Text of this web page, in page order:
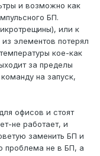
и возможно как
БП.
или к
элементов потерял
кое-как
за пределы
на запуск,
офисов и стоят
не работает, и
заменить БП и
проблема не в БП, а